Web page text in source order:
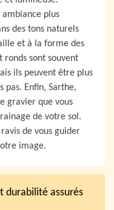
ambiance plus
des tons naturels
et à la forme des
ronds sont souvent
ils peuvent être plus
pas. Enfin, Sarthe,
gravier que vous
de votre sol.
de vous guider
image.
durabilité assurés